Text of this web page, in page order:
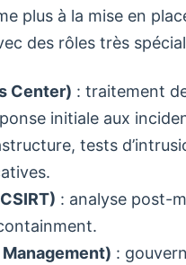
plus à la mise en
des rôles très
Center) : traitement
initiale aux
tests
: analyse post-
: